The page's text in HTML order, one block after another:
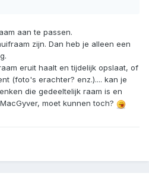
aan te passen.
zijn. Dan heb je alleen een
eruit haalt en tijdelijk opslaat, of
(foto's erachter? enz.).... kan je
die gedeeltelijk raam is en
moet kunnen toch?